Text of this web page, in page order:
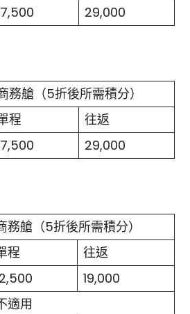
29,000
務艙（5折後所需積分）
程
往返
29,000
務艙（5折後所需積分）
程
往返
19,000
適用